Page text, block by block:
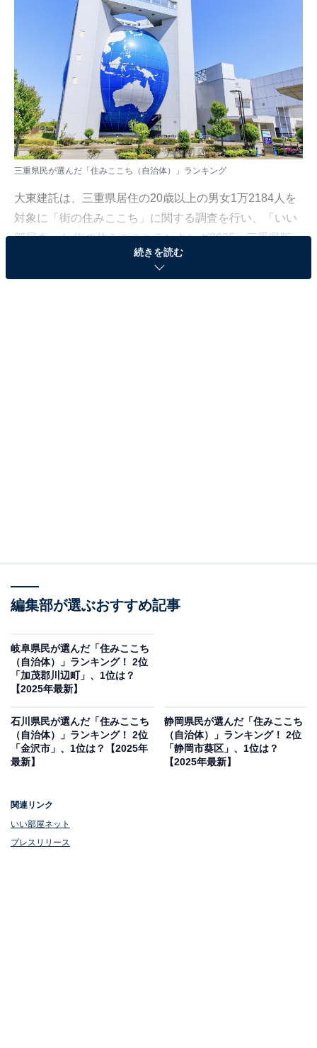
三重県民が選んだ「住みここち（自治体）」ランキング
大東建託は、三重県居住の20歳以上の男女1万2184人を
対象に「街の住みここち」に関する調査を行い、「いい
部屋ネット 街の住みここちランキング2025＜三重県版
＞」として結果を発表しました。調査は2021～2025年の
回答（※一部2019年・2020年を含む）をもとに集計して
「近くに公園もあって、子供とよく遊びに行ってます！
るし、満足してます！」「都会過ぎず田舎過ぎず適度に
発展しており、交通の便もよく、治安もよい」といった
声が多く寄せられました。
続きを読む
編集部が選ぶおすすめ記事
岐阜県民が選んだ「住みここち
（自治体）」ランキング！ 2位
「加茂郡川辺町」、1位は？
【2025年最新】
石川県民が選んだ「住みここち
（自治体）」ランキング！ 2位
「金沢市」、1位は？【2025年
最新】
静岡県民が選んだ「住みここち
（自治体）」ランキング！ 2位
「静岡市葵区」、1位は？
【2025年最新】
関連リンク
いい部屋ネット
プレスリリース